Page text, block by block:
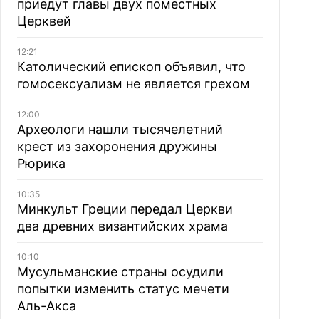
приедут главы двух поместных
Церквей
12:21
Католический епископ объявил, что
гомосексуализм не является грехом
12:00
Археологи нашли тысячелетний
крест из захоронения дружины
Рюрика
10:35
Минкульт Греции передал Церкви
два древних византийских храма
10:10
Мусульманские страны осудили
попытки изменить статус мечети
Аль-Акса